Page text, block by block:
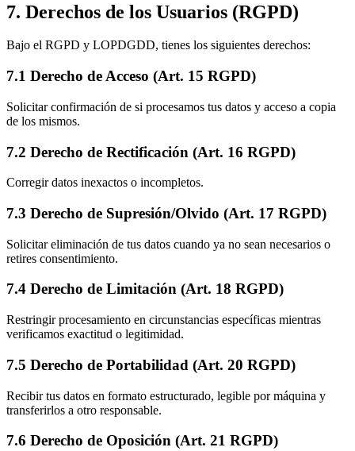
7. Derechos de los Usuarios (RGPD)
Bajo el RGPD y LOPDGDD, tienes los siguientes derechos:
7.1 Derecho de Acceso (Art. 15 RGPD)
Solicitar confirmación de si procesamos tus datos y acceso a copia
de los mismos.
7.2 Derecho de Rectificación (Art. 16 RGPD)
Corregir datos inexactos o incompletos.
7.3 Derecho de Supresión/Olvido (Art. 17 RGPD)
Solicitar eliminación de tus datos cuando ya no sean necesarios o
retires consentimiento.
7.4 Derecho de Limitación (Art. 18 RGPD)
Restringir procesamiento en circunstancias específicas mientras
verificamos exactitud o legitimidad.
7.5 Derecho de Portabilidad (Art. 20 RGPD)
Recibir tus datos en formato estructurado, legible por máquina y
transferirlos a otro responsable.
7.6 Derecho de Oposición (Art. 21 RGPD)